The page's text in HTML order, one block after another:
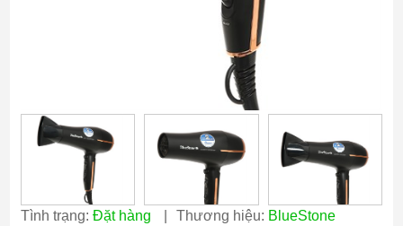
Tình trạng:Đặt hàng Thương hiệu: BlueStone